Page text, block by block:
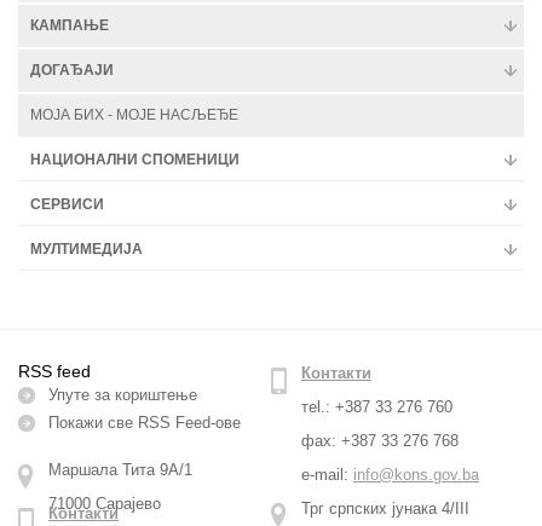
КАМПАЊЕ
ДОГАЂАЈИ
МОЈА БИХ - МОЈЕ НАСЉЕЂЕ
НАЦИОНАЛНИ СПОМЕНИЦИ
СЕРВИСИ
МУЛТИМЕДИЈА
RSS feed
Упуте за кориштење
Покажи све RSS Feed-ове
Маршала Тита 9А/1
71000 Сарајево
Контакти
тel.: +387 33 276 760
фax: +387 33 276 768
e-mail: info@kons.gov.ba
Трг српских јунака 4/III
Контакти